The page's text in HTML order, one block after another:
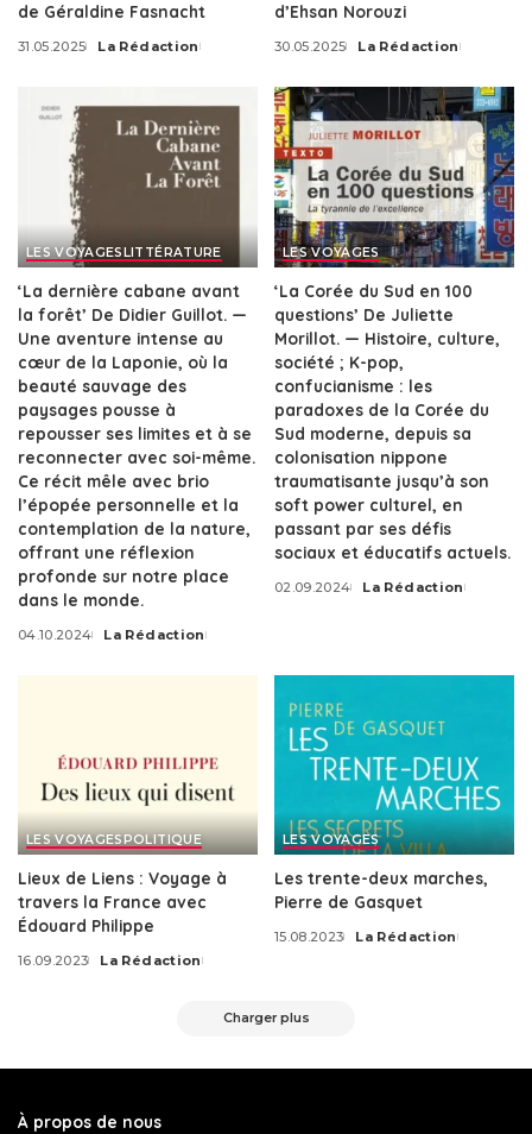
de Géraldine Fasnacht
31.05.2025 La Rédaction
d’Ehsan Norouzi
30.05.2025 La Rédaction
LES VOYAGESLITTÉRATURE
‘La dernière cabane avant
la forêt’ De Didier Guillot. —
Une aventure intense au
cœur de la Laponie, où la
beauté sauvage des
paysages pousse à
repousser ses limites et à se
reconnecter avec soi-même.
Ce récit mêle avec brio
l’épopée personnelle et la
contemplation de la nature,
offrant une réflexion
profonde sur notre place
dans le monde.
04.10.2024 La Rédaction
LES VOYAGES
‘La Corée du Sud en 100
questions’ De Juliette
Morillot. — Histoire, culture,
société ; K-pop,
confucianisme : les
paradoxes de la Corée du
Sud moderne, depuis sa
colonisation nippone
traumatisante jusqu’à son
soft power culturel, en
passant par ses défis
sociaux et éducatifs actuels.
02.09.2024 La Rédaction
LES VOYAGESPOLITIQUE
Lieux de Liens : Voyage à
travers la France avec
Édouard Philippe
16.09.2023 La Rédaction
LES VOYAGES
Les trente-deux marches,
Pierre de Gasquet
15.08.2023 La Rédaction
Charger plus
À propos de nous